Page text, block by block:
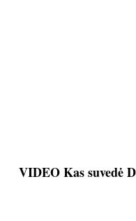
VIDEO Kas suvedė